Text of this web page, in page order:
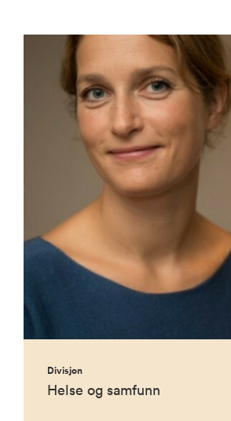
Divisjon
Helse og samfunn